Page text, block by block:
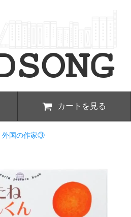
カートを見る
外国の作家③